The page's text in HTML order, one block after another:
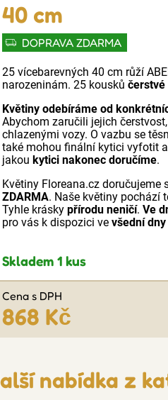
40 cm
DOPRAVA ZDARMA
25 vícebarevných 40 cm růží
narozeninám. 25 kouskůčerstvé
Květiny odebíráme od
Abychom zaručili jejich
chlazenými vozy. O vazbu se
také mohou finální kytici vyfotit
jakoukytici nakonec doručíme.
Květiny Floreana.cz
ZDARMA. Naše květiny pochází
Tyhle kráskypřírodu neničí.Ve
pro vás k dispozici vevšední
Skladem 1 kus
Cena s DPH
868 Kč
nabídka z